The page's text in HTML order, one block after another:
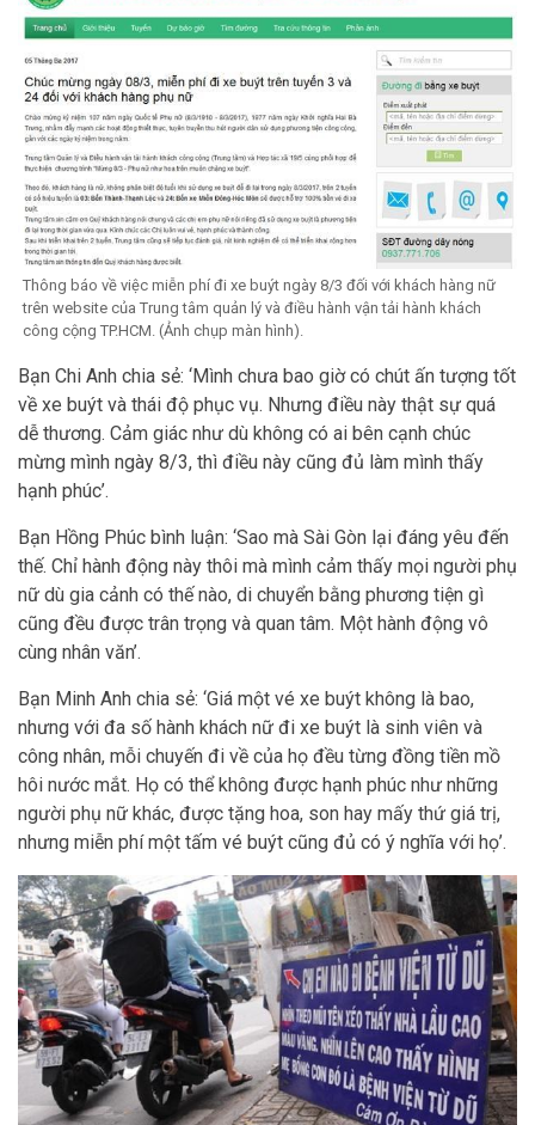
Thông báo về việc miễn phí đi xe buýt ngày 8/3 đối với khách hàng nữ
trên website của Trung tâm quản lý và điều hành vận tải hành khách
công cộng TP.HCM. (Ảnh chụp màn hình).
Bạn Chi Anh chia sẻ: ‘Mình chưa bao giờ có chút ấn tượng tốt
về xe buýt và thái độ phục vụ. Nhưng điều này thật sự quá
dễ thương. Cảm giác như dù không có ai bên cạnh chúc
mừng mình ngày 8/3, thì điều này cũng đủ làm mình thấy
hạnh phúc’.
Bạn Hồng Phúc bình luận: ‘Sao mà Sài Gòn lại đáng yêu đến
thế. Chỉ hành động này thôi mà mình cảm thấy mọi người phụ
nữ dù gia cảnh có thế nào, di chuyển bằng phương tiện gì
cũng đều được trân trọng và quan tâm. Một hành động vô
cùng nhân văn’.
Bạn Minh Anh chia sẻ: ‘Giá một vé xe buýt không là bao,
nhưng với đa số hành khách nữ đi xe buýt là sinh viên và
công nhân, mỗi chuyến đi về của họ đều từng đồng tiền mồ
hôi nước mắt. Họ có thể không được hạnh phúc như những
người phụ nữ khác, được tặng hoa, son hay mấy thứ giá trị,
nhưng miễn phí một tấm vé buýt cũng đủ có ý nghĩa với họ’.